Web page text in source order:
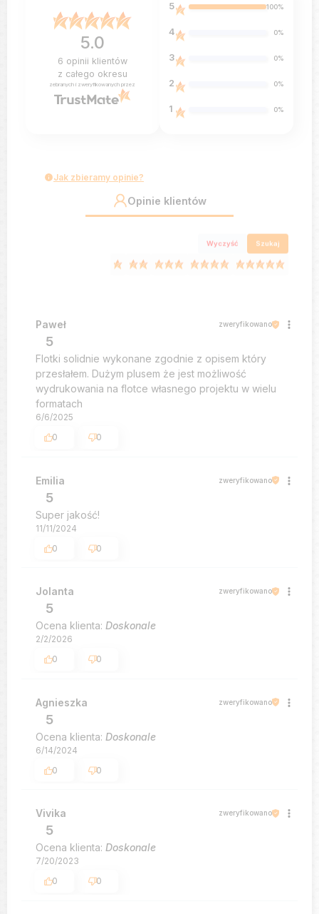
5.0
6 opinii klientów
z całego okresu
zebranych i zweryfikowanych przez
5 100%
4 0%
3 0%
2 0%
1 0%
Jak zbieramy opinie?
Opinie klientów
Wyczyść Szukaj
Paweł zweryfikowano
5
Flotki solidnie wykonane zgodnie z opisem który
przesłałem. Dużym plusem że jest możliwość
wydrukowania na flotce własnego projektu w wielu
formatach
6/6/2025
0
0
Emilia zweryfikowano
5
Super jakość!
11/11/2024
0
0
Jolanta zweryfikowano
5
Ocena klienta: Doskonale
2/2/2026
0
0
Agnieszka zweryfikowano
5
Ocena klienta: Doskonale
6/14/2024
0
0
Vivika zweryfikowano
5
Ocena klienta: Doskonale
7/20/2023
0
0